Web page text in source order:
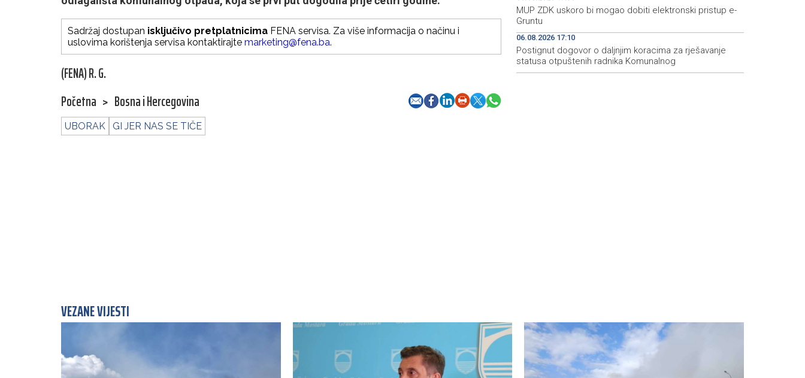
Sadržaj dostupan isključivo pretplatnicima FENA servisa. Za više informacija o načinu i
uslovima korištenja servisa kontaktirajte marketing@fena.ba.
(FENA) R. G.
Početna > Bosna i Hercegovina
UBORAK GI JER NAS SE TIČE
MUP ZDK uskoro bi mogao dobiti elektronski pristup e-
Gruntu
06.08.2026 17:10
Postignut dogovor o daljnjim koracima za rješavanje
statusa otpuštenih radnika Komunalnog
VEZANE VIJESTI